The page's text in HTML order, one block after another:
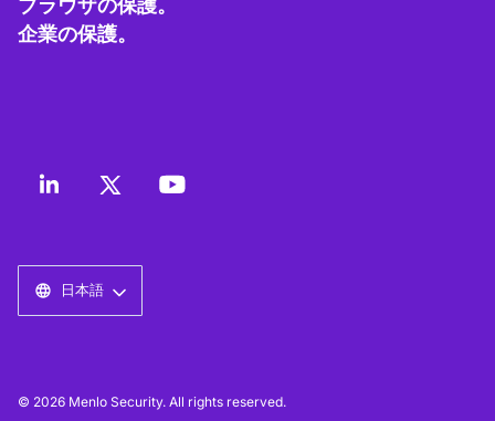
ブラウザの保護。
企業の保護。
日本語
© 2026 Menlo Security. All rights reserved.